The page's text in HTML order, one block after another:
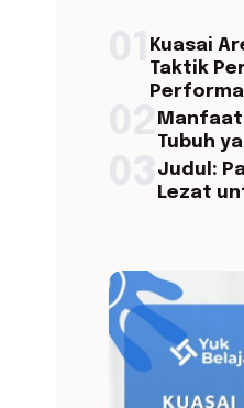
Kuasai
Taktik
Tubuh
Judul:
Lezat